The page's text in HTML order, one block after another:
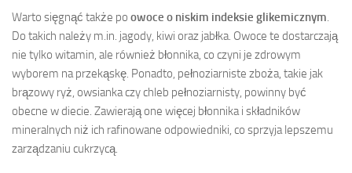
Warto sięgnąć także po owoce o niskim indeksie glikemicznym.
Do takich należy m.in. jagody, kiwi oraz jabłka. Owoce te dostarczają
nie tylko witamin, ale również błonnika, co czyni je zdrowym
wyborem na przekąskę. Ponadto, pełnoziarniste zboża, takie jak
brązowy ryż, owsianka czy chleb pełnoziarnisty, powinny być
obecne w diecie. Zawierają one więcej błonnika i składników
mineralnych niż ich rafinowane odpowiedniki, co sprzyja lepszemu
zarządzaniu cukrzycą.